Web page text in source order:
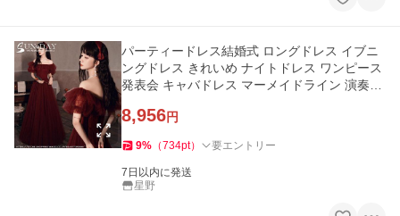
パーティードレス結婚式 ロングドレス イブニ
ングドレス きれいめ ナイトドレス ワンピース
発表会 キャバドレス マーメイドライン 演奏会
8,956円
9% （734pt） 要エントリー
7日以内に発送
星野